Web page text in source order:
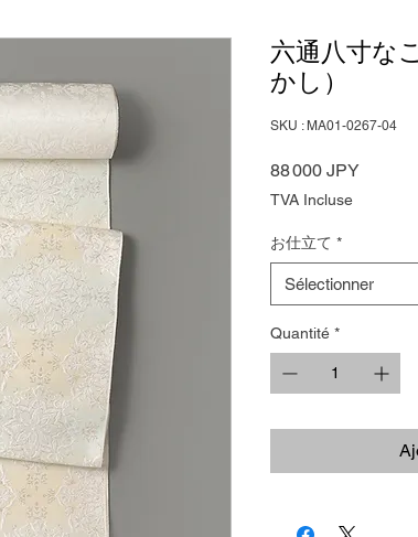
六通八寸な
かし）
SKU : MA01-0267-04
88 000 JPYPrix
TVA Incluse
お仕立て *
Sélectionner
Quantité *